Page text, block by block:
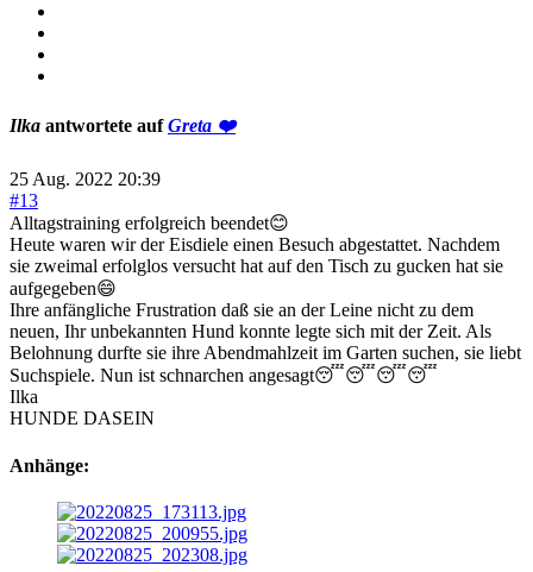
Ilka antwortete aufGreta ❤️
25 Aug. 2022 20:39
#13
Alltagstraining erfolgreich beendet😊
Heute waren wir der Eisdiele einen Besuch abgestattet. Nachdem
sie zweimal erfolglos versucht hat auf den Tisch zu gucken hat sie
aufgegeben😄
Ihre anfängliche Frustration daß sie an der Leine nicht zu dem
neuen, Ihr unbekannten Hund konnte legte sich mit der Zeit. Als
Belohnung durfte sie ihre Abendmahlzeit im Garten suchen, sie liebt
Suchspiele. Nun ist schnarchen angesagt😴😴😴😴
Ilka
HUNDE DASEIN
Anhänge: